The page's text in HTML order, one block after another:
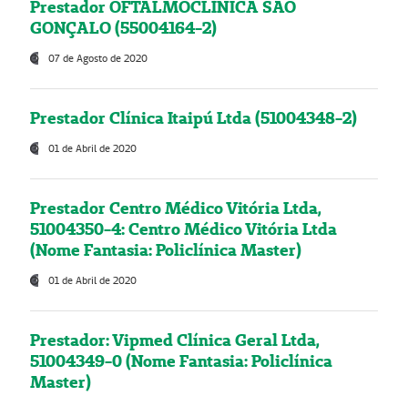
Prestador OFTALMOCLÍNICA SÃO
GONÇALO (55004164-2)
07 de Agosto de 2020
Prestador Clínica Itaipú Ltda (51004348-2)
01 de Abril de 2020
Prestador Centro Médico Vitória Ltda,
51004350-4: Centro Médico Vitória Ltda
(Nome Fantasia: Policlínica Master)
01 de Abril de 2020
Prestador: Vipmed Clínica Geral Ltda,
51004349-0 (Nome Fantasia: Policlínica
Master)